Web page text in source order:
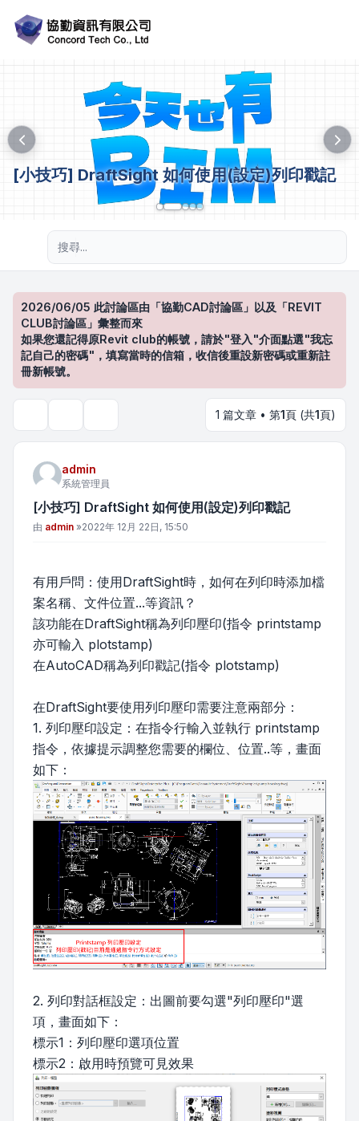
[小技巧] DraftSight 如何使用(設定)列印戳記
2026/06/05 此討論區由「協勤CAD討論區」以及「REVIT
CLUB討論區」彙整而來
如果您還記得原Revit club的帳號，請於"登入"介面點選"我忘
記自己的密碼"，填寫當時的信箱，收信後重設新密碼或重新註
冊新帳號。
1 篇文章 • 第1頁 (共1頁)
admin
系統管理員
[小技巧] DraftSight 如何使用(設定)列印戳記
文章
由 admin »2022年 12月 22日, 15:50
有用戶問：使用DraftSight時，如何在列印時添加檔
案名稱、文件位置...等資訊？
該功能在DraftSight稱為列印壓印(指令 printstamp
亦可輸入 plotstamp)
在AutoCAD稱為列印戳記(指令 plotstamp)
在DraftSight要使用列印壓印需要注意兩部分：
1. 列印壓印設定：在指令行輸入並執行 printstamp
指令，依據提示調整您需要的欄位、位置..等，畫面
如下：
2. 列印對話框設定：出圖前要勾選"列印壓印"選
項，畫面如下：
標示1：列印壓印選項位置
標示2：啟用時預覽可見效果